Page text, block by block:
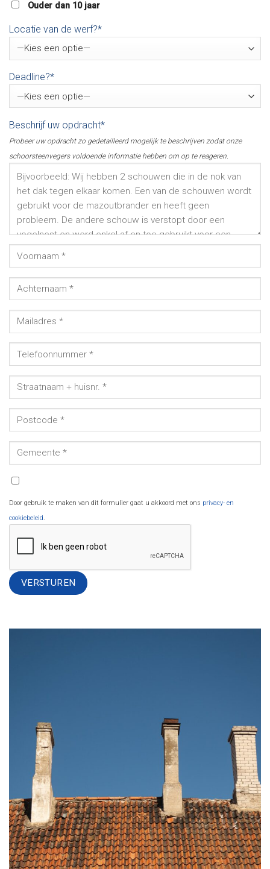
Ouder dan 10 jaar
Locatie van de werf?*
Deadline?*
Beschrijf uw opdracht*
Probeer uw opdracht zo gedetailleerd mogelijk te beschrijven zodat onze
schoorsteenvegers voldoende informatie hebben om op te reageren.
Door gebruik te maken van dit formulier gaat u akkoord met ons privacy- en
cookiebeleid.